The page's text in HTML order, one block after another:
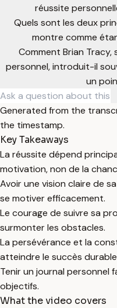
réussite
Quels sont les deux
montre comme
Comment Brian
personnel, introduit-il
un
Generated from the
the timestamp.
Key Takeaways
La réussite dépend
motivation, non de la
Avoir une vision claire de
se motiver efficacement.
Le courage de suivre sa
surmonter les obstacles.
La persévérance et la
atteindre le succès
Tenir un journal personnel
objectifs.
What the video covers